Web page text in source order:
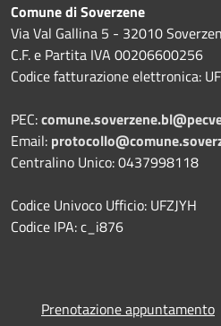
Comune di Soverzene
Via Val Gallina 5 - 32010
C.F. e Partita IVA 00206600256
Codice fatturazione elettronica:
PEC:
Email:
Centralino Unico: 0437998118
Codice Univoco Ufficio: UFZJYH
Codice IPA: c_i876
Prenotazione appuntamento